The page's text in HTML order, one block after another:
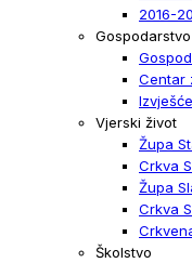
2016-
Gospodarstvo
Centar
Vjerski život
Župa
Crkva
Župa
Crkva
Školstvo